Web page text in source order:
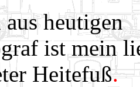
heutigen
ist mein
Heitefuß.